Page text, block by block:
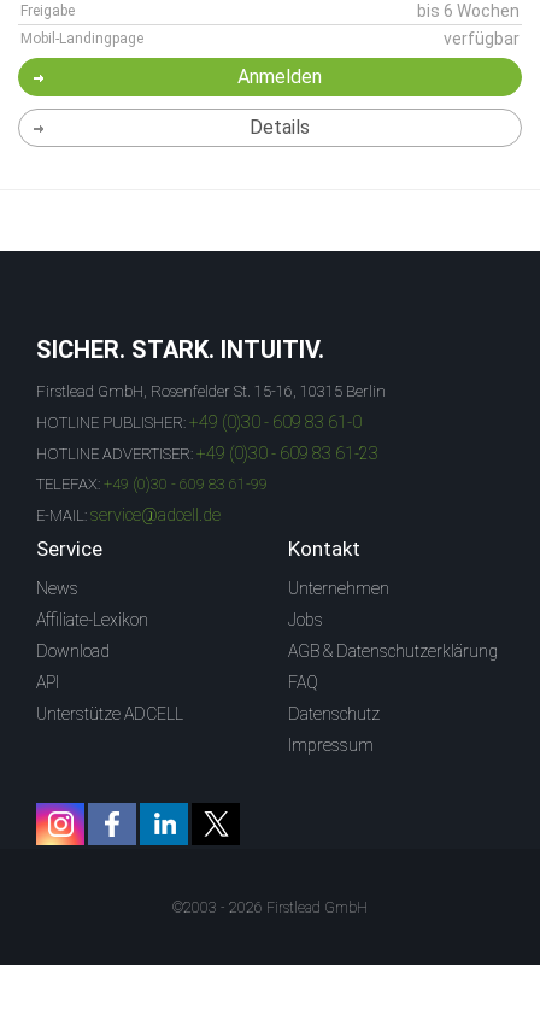
Freigabe bis 6 Wochen
Mobil-Landingpage verfügbar
Anmelden
Details
SICHER. STARK. INTUITIV.
Firstlead GmbH, Rosenfelder St. 15-16, 10315 Berlin
HOTLINE PUBLISHER: +49 (0)30 - 609 83 61-0
HOTLINE ADVERTISER: +49 (0)30 - 609 83 61-23
TELEFAX: +49 (0)30 - 609 83 61-99
E-MAIL: service@adcell.de
Service
News
Affiliate-Lexikon
Download
API
Unterstütze ADCELL
Kontakt
Unternehmen
Jobs
AGB & Datenschutzerklärung
FAQ
Datenschutz
Impressum
©2003 - 2026 Firstlead GmbH